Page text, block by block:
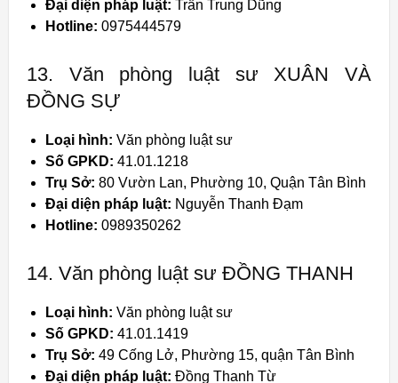
Đại diện pháp luật: Trần Trung Dũng
Hotline: 0975444579
13. Văn phòng luật sư XUÂN VÀ
ĐỒNG SỰ
Loại hình: Văn phòng luật sư
Số GPKD: 41.01.1218
Trụ Sở: 80 Vườn Lan, Phường 10, Quận Tân Bình
Đại diện pháp luật: Nguyễn Thanh Đạm
Hotline: 0989350262
14. Văn phòng luật sư ĐỒNG THANH
Loại hình: Văn phòng luật sư
Số GPKD: 41.01.1419
Trụ Sở: 49 Cống Lở, Phường 15, quận Tân Bình
Đại diện pháp luật: Đồng Thanh Từ